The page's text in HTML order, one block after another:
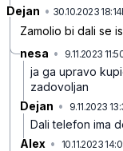
Dejan • 30.10.2023
Zamolio bi dali se
nesa • 9.11.2023
ja ga upravo
zadovoljan
Dejan • 9.11.2023
Dali telefon ima
Alex • 10.11.2023